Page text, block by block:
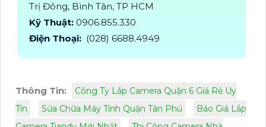
Trị Đông, Bình Tân, TP HCM
Kỹ Thuật: 0906.855.330
Điện Thoại: (028) 6688.4949
Thông Tin:
Công Ty Lắp Camera Quận 6 Giá Rẻ Uy
Tín
Sửa Chữa Máy Tính Quận Tân Phú
Báo Giá Lắp